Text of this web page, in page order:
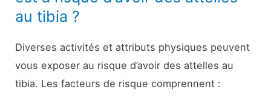
au tibia ?
Diverses activités et attributs physiques peuvent
vous exposer au risque d’avoir des attelles au
tibia. Les facteurs de risque comprennent :